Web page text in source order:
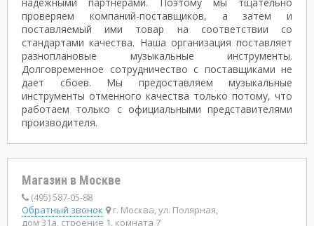
проверяем компаний-поставщиков, а затем и
поставляемый ими товар на соответствии со
стандартами качества. Наша организация поставляет
разноплановые музыкальные инструменты.
Долговременное сотрудничество с поставщиками не
дает сбоев. Мы предоставляем музыкальные
инструменты отменного качества только потому, что
работаем только с официальными представителями
производителя.
Магазин в Москве
(495) 587-05-88
Обратный звонок
г. Москва, ул. Полярная,
дом 31а, строение 1, комната 7